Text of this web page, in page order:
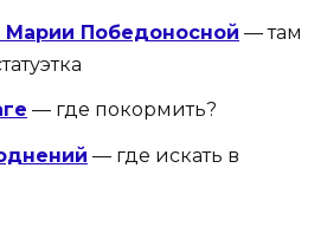
Победоносной — там
— где покормить?
— где искать в